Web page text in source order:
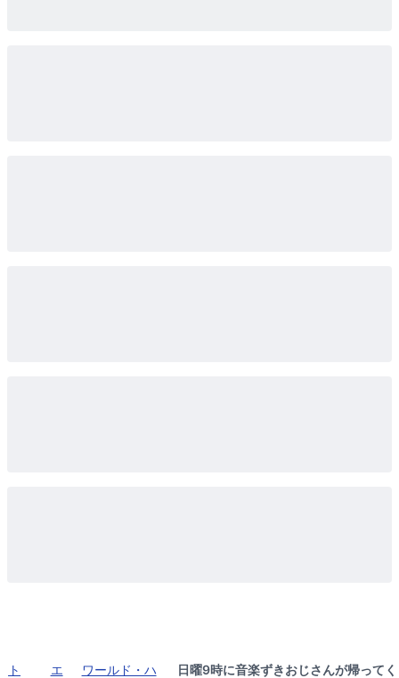
ト
エ
ワールド・ハ
日曜9時に音楽ずきおじさんが帰ってく